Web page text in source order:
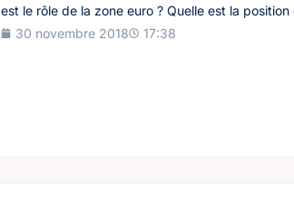
est le rôle de la zone euro ? Quelle est la position
30 novembre 2018
17:38